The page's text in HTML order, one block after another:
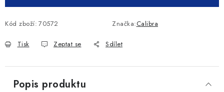
Kód zboží: 70572 Značka:Calibra
Tisk Zeptat se Sdílet
Popis produktu